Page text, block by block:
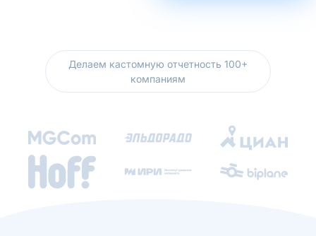
Делаем кастомную отчетность 100+
компаниям